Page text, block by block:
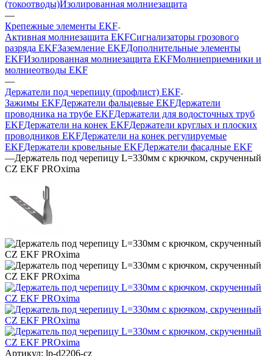
(токоотводы)Изолированная молниезащита
—
Крепежные элементы EKF
Активная молниезащита EKFСигнализаторы грозового
разряда EKFЗаземление EKFДополнительные элементы
EKFИзолированная молниезащита EKFМолниеприемники и
молниеотводы EKF
—
Держатели под черепицу (профлист) EKF
Зажимы EKFДержатели фальцевые EKFДержатели
проводника на трубе EKFДержатели для водосточных труб
EKFДержатели на конек EKFДержатели круглых и плоских
проводников EKFДержатели на конек регулируемые
EKFДержатели кровельные EKFДержатели фасадные EKF
—Держатель под черепицу L=330мм с крючком, скрученный
CZ EKF PROxima
Артикул: lp-d2206-cz